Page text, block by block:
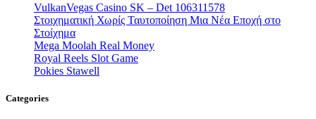
VulkanVegas Casino SK – Det 106311578
Στοιχηματική Χωρίς Ταυτοποίηση Μια Νέα Εποχή στο
Στοίχημα
Mega Moolah Real Money
Royal Reels Slot Game
Pokies Stawell
Categories